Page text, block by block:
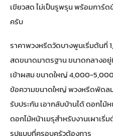
เขียวสด ไม่เป็นรูพรุน พร้อมการ์
ครับ
ราคาพวงหรีดวัดบางพูนเริ่มต้นที่
สดขนาดมาตรฐาน ขนาดกลางอ
เข้าผสม ขนาดใหญ่ 4,000-
ข้อความขนาดใหญ่ พวงหรีดพัดล
รับประกัน เอากลับบ้านได้ ดอกไม้
ดอกไม้หน้าเมรุสำหรับงานเผาเริ่
รูปแบบที่ครอบครัวต้องการ